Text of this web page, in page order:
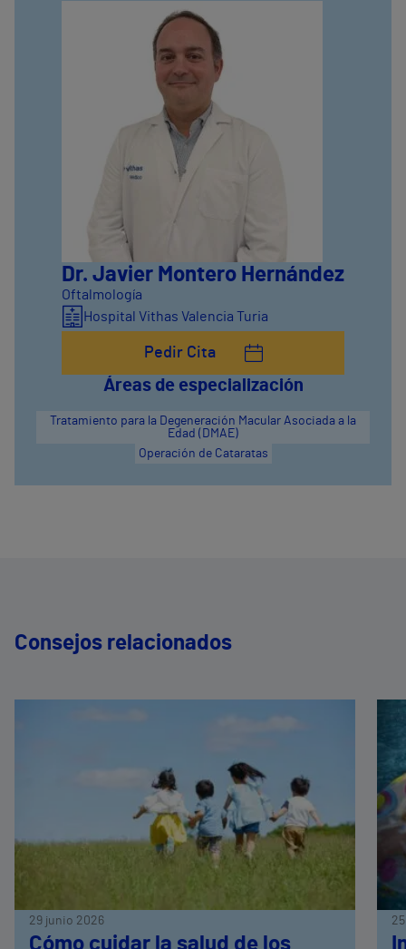
Dr. Javier Montero Hernández
Oftalmología
Hospital Vithas Valencia Turia
Pedir Cita
Áreas de especialización
Operación de Cataratas
Tratamiento para la Degeneración Macular Asociada a la
Edad (DMAE)
Consejos relacionados
29 junio 2026
Cómo cuidar la salud de los